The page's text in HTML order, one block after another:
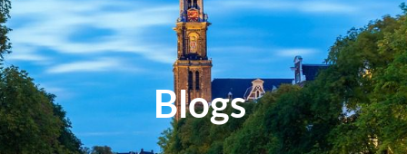
Blogs